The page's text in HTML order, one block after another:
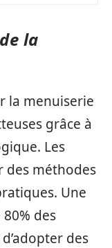
la
la menuiserie
grâce à
Les
des méthodes
Une
des
des